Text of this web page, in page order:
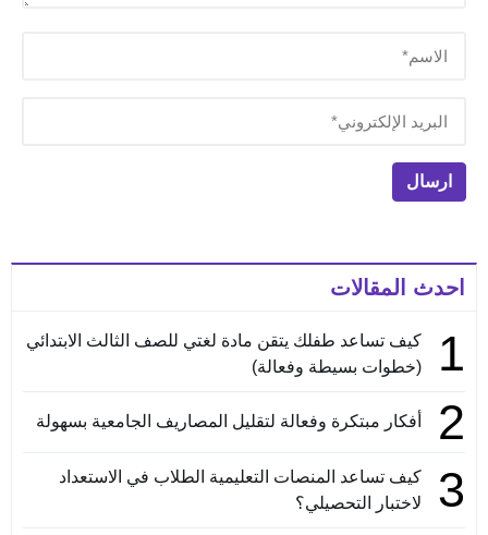
احدث المقالات
1
كيف تساعد طفلك يتقن مادة لغتي للصف الثالث الابتدائي
(خطوات بسيطة وفعالة)
2 أفكار مبتكرة وفعالة لتقليل المصاريف الجامعية بسهولة
3
كيف تساعد المنصات التعليمية الطلاب في الاستعداد
لاختبار التحصيلي؟